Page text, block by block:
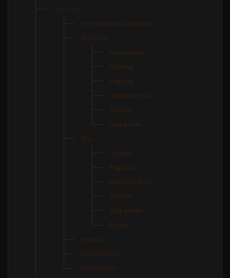
Nos Murs
Nos dernières réalisations
Difficulté
International
National
Régional
Départemental
Scolaire
Salle privée
Bloc
National
Régional
Départemental
Scolaire
Salle privée
Boards
Vitesse
Murs extérieur
Murs enfants